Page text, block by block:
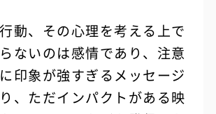
動、その心理を考える上で
ないのは感情であり、注意
印象が強すぎるメッセージ
、ただインパクトがある映